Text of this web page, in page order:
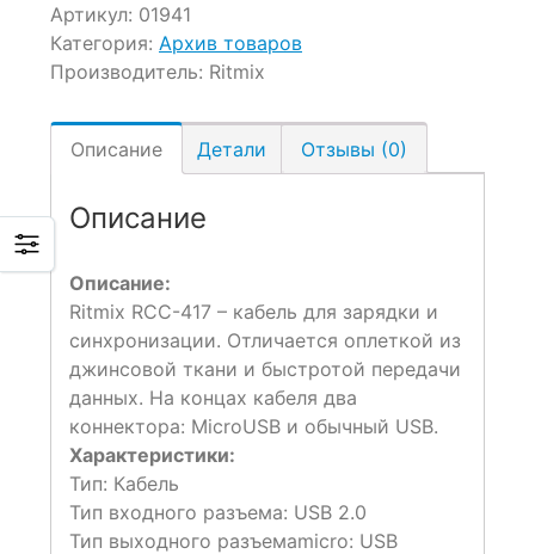
Артикул: 01941
Категория: Архив товаров
Производитель: Ritmix
Описание Детали Отзывы (0)
Описание
Описание:
Ritmix RCC-417 – кабель для зарядки и
синхронизации. Отличается оплеткой из
джинсовой ткани и быстротой передачи
данных. На концах кабеля два
коннектора: MicroUSB и обычный USB.
Характеристики:
Тип: Кабель
Тип входного разъема: USB 2.0
Тип выходного разъемаmicro: USB